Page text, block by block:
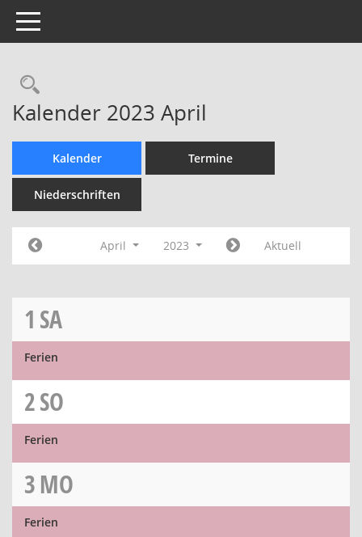
Toggle navigation
Rechercheauswahl
Kalender 2023 April
Kalender Termine
Niederschriften
April 2023 Aktuell
1 SA
Ferien
2SO
Ferien
3MO
Ferien